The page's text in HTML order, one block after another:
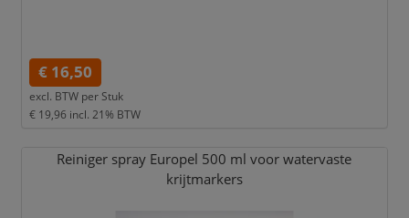
€ 16,50
excl. BTW per Stuk
€ 19,96 incl. 21% BTW
Reiniger spray Europel 500 ml voor watervaste
krijtmarkers